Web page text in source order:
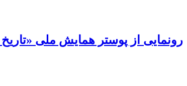
رونمایی از پوستر همایش ملی